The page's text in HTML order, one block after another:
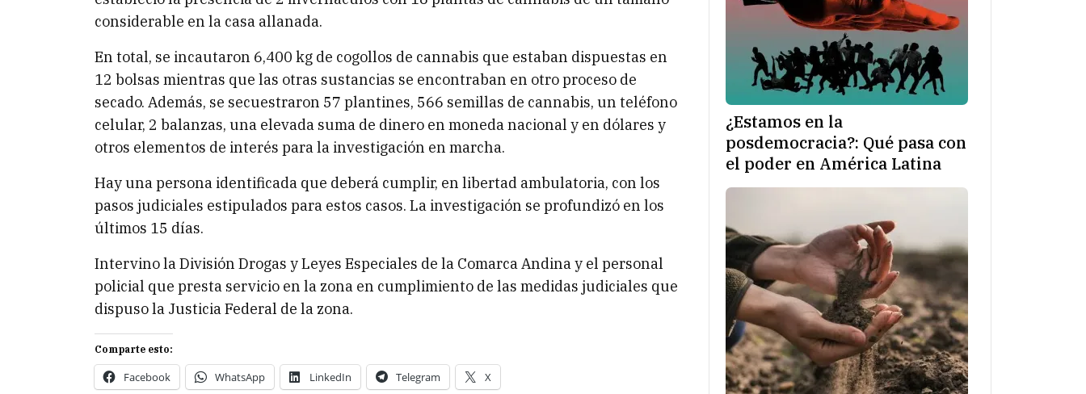
considerable en la casa allanada.
En total, se incautaron 6,400 kg de cogollos de cannabis que estaban dispuestas en
12 bolsas mientras que las otras sustancias se encontraban en otro proceso de
secado. Además, se secuestraron 57 plantines, 566 semillas de cannabis, un teléfono
celular, 2 balanzas, una elevada suma de dinero en moneda nacional y en dólares y
otros elementos de interés para la investigación en marcha.
Hay una persona identificada que deberá cumplir, en libertad ambulatoria, con los
pasos judiciales estipulados para estos casos. La investigación se profundizó en los
últimos 15 días.
Intervino la División Drogas y Leyes Especiales de la Comarca Andina y el personal
policial que presta servicio en la zona en cumplimiento de las medidas judiciales que
dispuso la Justicia Federal de la zona.
Comparte esto:
Facebook WhatsApp LinkedIn Telegram X
¿Estamos en la
posdemocracia?: Qué pasa con
el poder en América Latina